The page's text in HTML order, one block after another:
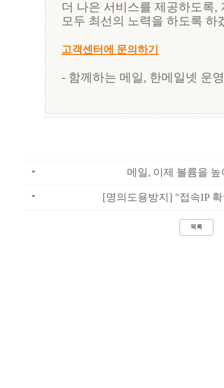
더 나은 서비스를 제공하도록,
모두 최선의 노력을 하도록 하
고객센터에 문의하기
- 함께하는 메일, 한메일넷 운
메일, 이제 볼륨을
[명의도용방지] "접속IP
목록